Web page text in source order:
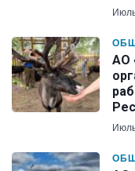
АО